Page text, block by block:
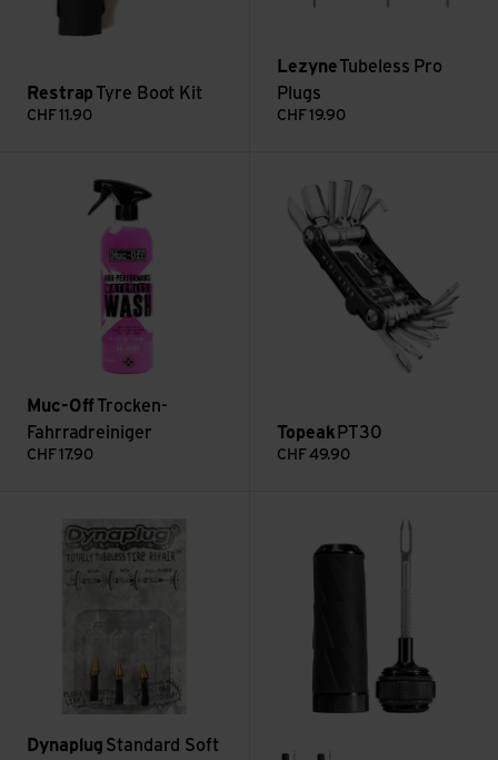
Restrap Tyre Boot Kit
CHF 11.90
LezyneTubeless Pro
Plugs
CHF 19.90
Muc-OffTrocken-
Fahrradreiniger
CHF 17.90
Topeak PT30
CHF 49.90
Dynaplug Standard Soft